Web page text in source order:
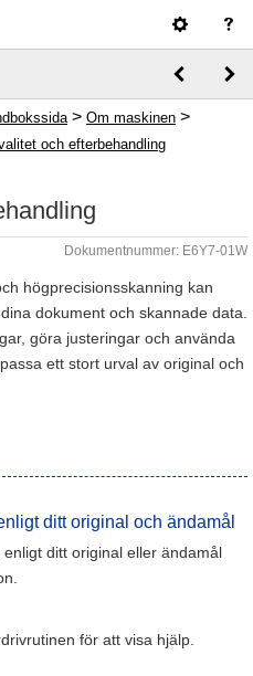
> Om maskinen >
och efterbehandling
Dokumentnummer: E6Y7-01W
högprecisionsskanning kan
dokument och skannade data.
göra justeringar och använda
ett stort urval av original och
ditt original och ändamål
ditt original eller ändamål
för att visa hjälp.